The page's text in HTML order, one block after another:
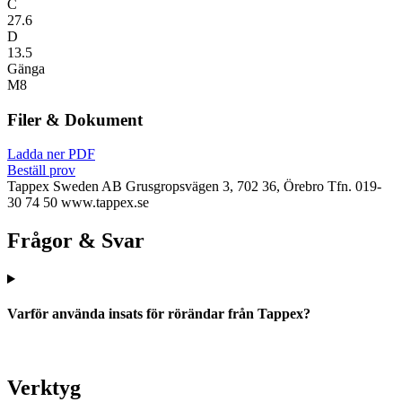
C
27.6
D
13.5
Gänga
M8
Filer & Dokument
Ladda ner PDF
Beställ prov
Tappex Sweden AB Grusgropsvägen 3, 702 36, Örebro Tfn. 019-
30 74 50 www.tappex.se
Frågor & Svar
Varför använda insats för rörändar från Tappex?
Verktyg